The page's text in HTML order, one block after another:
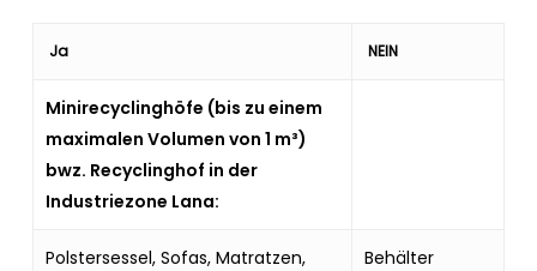
Ja NEIN
Minirecyclinghöfe (bis zu einem
maximalen Volumen von 1 m³)
bwz. Recyclinghof in der
Industriezone Lana:
Polstersessel, Sofas, Matratzen,
Behälter